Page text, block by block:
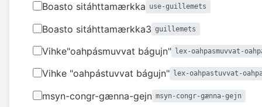
Boasto sitáhttamærkka use-guillemets
Boasto sitáhttamærkka3 guillemets
Vihke"oahpásmuvvat bágujn" lex-oahpasmuvvat-
Vihke "oahpástuvvat bágujn" lex-oahpastuvvat-
msyn-congr-gænna-gejn msyn-congr-gænna-gejn